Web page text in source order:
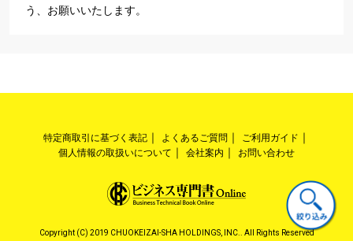
う、お願いいたします。
特定商取引に基づく表記 よくあるご質問
ご利用ガイド
個人情報の取扱いについて
会社案内 お問い合わせ
Copyright (C) 2019 CHUOKEIZAI-SHA HOLDINGS, INC.. All Rights Reserved